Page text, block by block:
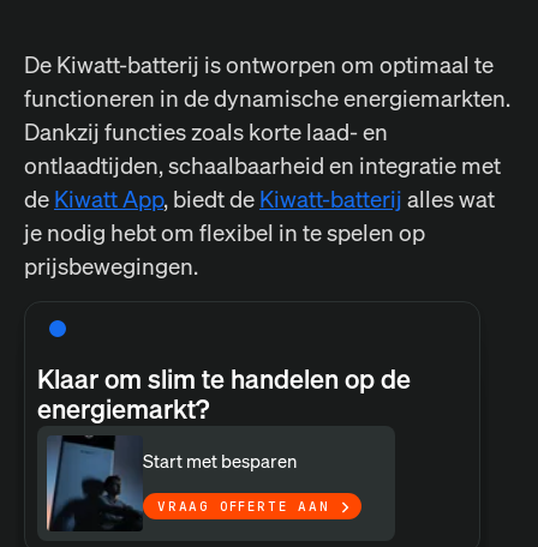
De Kiwatt-batterij is ontworpen om optimaal te
functioneren in de dynamische energiemarkten.
Dankzij functies zoals korte laad- en
ontlaadtijden, schaalbaarheid en integratie met
de Kiwatt App, biedt de Kiwatt-batterij alles wat
je nodig hebt om flexibel in te spelen op
prijsbewegingen.
Klaar om slim te handelen op de
energiemarkt?
Start met besparen
VRAAG OFFERTE AAN